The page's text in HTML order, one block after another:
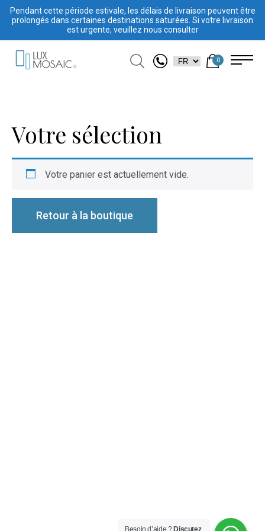
Pendant cette période estivale, les délais de livraison peuvent être
prolongés dans certaines destinations saturées. Si votre livraison
est urgente, veuillez nous consulter
0
Votre sélection
Votre panier est actuellement vide.
Retour à la boutique
Besoin d’aide ? Discutez